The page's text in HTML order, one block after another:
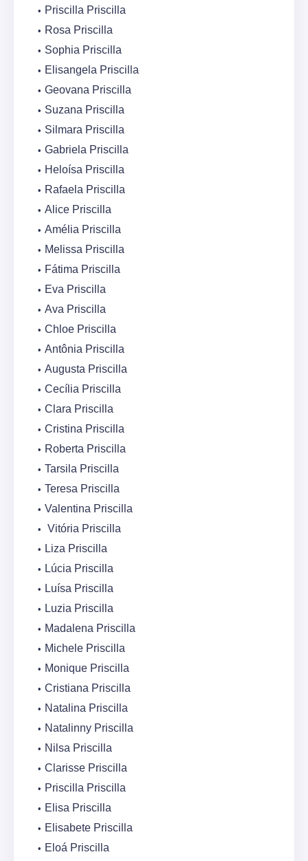
Priscilla Priscilla
Rosa Priscilla
Sophia Priscilla
Elisangela Priscilla
Geovana Priscilla
Suzana Priscilla
Silmara Priscilla
Gabriela Priscilla
Heloísa Priscilla
Rafaela Priscilla
Alice Priscilla
Amélia Priscilla
Melissa Priscilla
Fátima Priscilla
Eva Priscilla
Ava Priscilla
Chloe Priscilla
Antônia Priscilla
Augusta Priscilla
Cecília Priscilla
Clara Priscilla
Cristina Priscilla
Roberta Priscilla
Tarsila Priscilla
Teresa Priscilla
Valentina Priscilla
Vitória Priscilla
Liza Priscilla
Lúcia Priscilla
Luísa Priscilla
Luzia Priscilla
Madalena Priscilla
Michele Priscilla
Monique Priscilla
Cristiana Priscilla
Natalina Priscilla
Natalinny Priscilla
Nilsa Priscilla
Clarisse Priscilla
Priscilla Priscilla
Elisa Priscilla
Elisabete Priscilla
Eloá Priscilla